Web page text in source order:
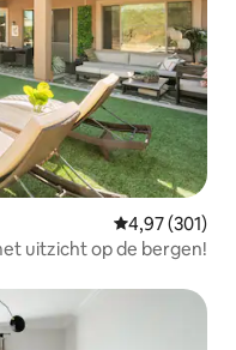
Gemiddelde
4,97 (301)
uitzicht op de bergen!